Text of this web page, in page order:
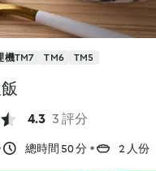
機TM7 TM6 TM5
4.3 3 評分
總時間 50 分 2 人份